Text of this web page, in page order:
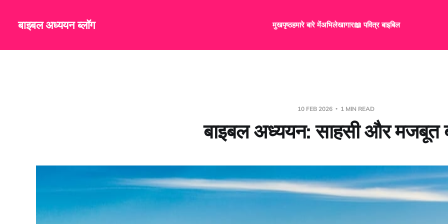
बाइबल अध्ययन ब्लॉग मुखपृष्ठहमारे बारे मेंअभिलेखागार📖 पवित्र बाइबिल
10 FEB 2026 1 MIN READ
बाइबल अध्ययन: साहसी और मजबूत